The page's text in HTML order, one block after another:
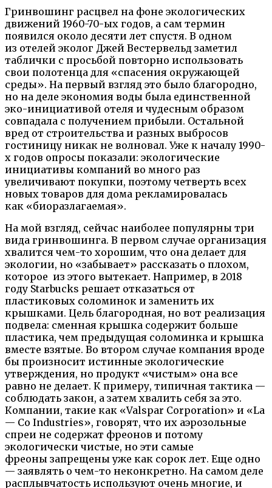
Гринвошинг расцвел на фоне экологических
движений 1960-70-ых годов, а сам термин
появился около десяти лет спустя. В одном
из отелей эколог Джей Вестервельд заметил
таблички с просьбой повторно использовать
свои полотенца для «спасения окружающей
среды». На первый взгляд это было благородно,
но на деле экономия воды была единственной
эко-инициативой отеля и чудесным образом
совпадала с получением прибыли. Остальной
вред от строительства и разных выбросов
гостиницу никак не волновал. Уже к началу 1990-
х годов опросы показали: экологические
инициативы компаний во много раз
увеличивают покупки, поэтому четверть всех
новых товаров для дома рекламировалась
как «биоразлагаемая».
На мой взгляд, сейчас наиболее популярны три
вида гринвошинга. В первом случае организация
хвалится чем-то хорошим, что она делает для
экологии, но «забывает» рассказать о плохом,
которое из этого вытекает. Например, в 2018
году Starbucks решает отказаться от
пластиковых соломинок и заменить их
крышками. Цель благородная, но вот реализация
подвела: сменная крышка содержит больше
пластика, чем предыдущая соломинка и крышка
вместе взятые. Во втором случае компания вроде
бы произносит истинные экологические
утверждения, но продукт «чистым» она все
равно не делает. К примеру, типичная тактика —
соблюдать закон, а затем хвалить себя за это.
Компании, такие как «Valspar Corporation» и «La
— Co Industries», говорят, что их аэрозольные
спреи не содержат фреонов и потому
экологически чистые, но эти самые
фреоны запрещены уже как сорок лет. Еще одно
— заявлять о чем-то неконкретно. На самом деле
расплывчатость используют очень многие, и